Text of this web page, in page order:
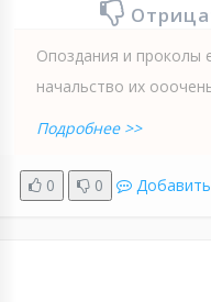
Опоздания и проколы
начальство их
Подробнее >>
0 0